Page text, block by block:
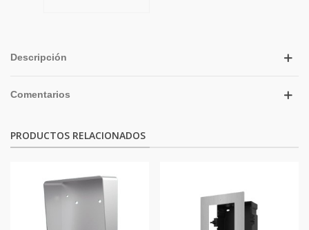
Descripción
Comentarios
PRODUCTOS RELACIONADOS